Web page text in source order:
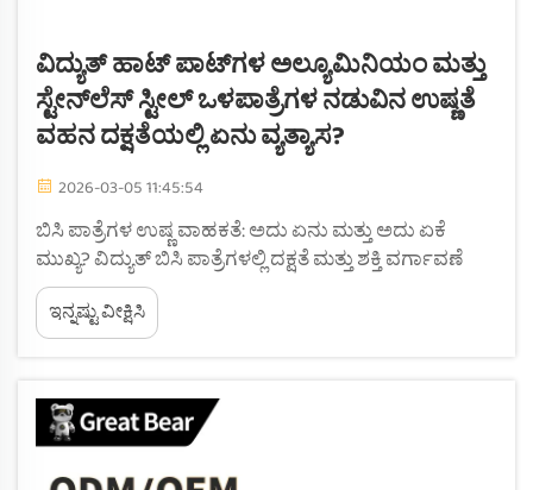
ವಿದ್ಯುತ್ ಹಾಟ್ ಪಾಟ್‌ಗಳ ಅಲ್ಯೂಮಿನಿಯಂ ಮತ್ತು
ಸ್ಟೇನ್‌ಲೆಸ್ ಸ್ಟೀಲ್ ಒಳಪಾತ್ರೆಗಳ ನಡುವಿನ ಉಷ್ಣತೆ
ವಹನ ದಕ್ಷತೆಯಲ್ಲಿ ಏನು ವ್ಯತ್ಯಾಸ?
2026-03-05 11:45:54
ಬಿಸಿ ಪಾತ್ರೆಗಳ ಉಷ್ಣ ವಾಹಕತೆ: ಅದು ಏನು ಮತ್ತು ಅದು ಏಕೆ
ಮುಖ್ಯ? ವಿದ್ಯುತ್ ಬಿಸಿ ಪಾತ್ರೆಗಳಲ್ಲಿ ದಕ್ಷತೆ ಮತ್ತು ಶಕ್ತಿ ವರ್ಗಾವಣೆ
ಎಂದರೇನು? ಇದು ಉಷ್ಣತೆಯ ವೇಗವನ್ನು (W/m·K ನಲ್ಲಿ)
ಅಳೆಯುವ ಅಳತೆಯಾಗಿದ್ದು, ಇದು ರಚನೆ ಮತ್ತು ವಿವರಣೆಗಳನ್ನು
ವಿವರಿಸುತ್ತದೆ...
ಇನ್ನಷ್ಟು ವೀಕ್ಷಿಸಿ